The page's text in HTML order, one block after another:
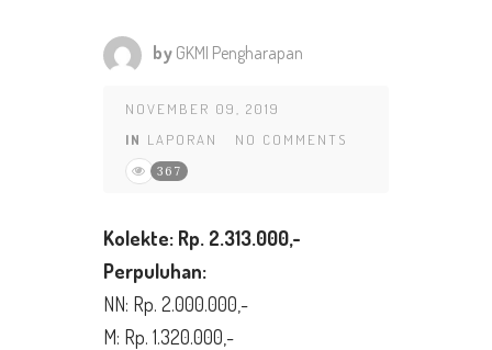
by GKMI Pengharapan
NOVEMBER 09, 2019
IN LAPORAN NO COMMENTS
367
Kolekte: Rp. 2.313.000,-
Perpuluhan:
NN: Rp. 2.000.000,-
M: Rp. 1.320.000,-